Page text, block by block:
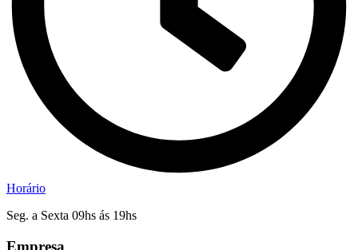
Horário
Seg. a Sexta 09hs ás 19hs
Empresa